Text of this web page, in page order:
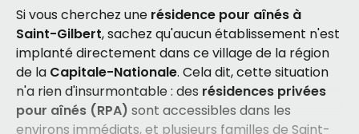
Si vous cherchez une résidence pour aînés à
Saint-Gilbert, sachez qu'aucun établissement n'est
implanté directement dans ce village de la région
de la Capitale-Nationale. Cela dit, cette situation
n'a rien d'insurmontable : des résidences privées
pour aînés (RPA) sont accessibles dans les
environs immédiats, et plusieurs familles de Saint-